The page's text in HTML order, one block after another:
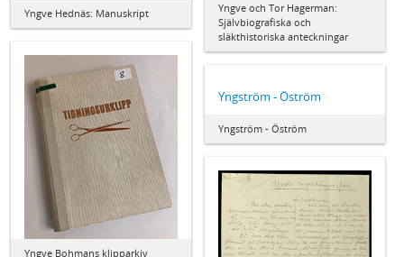
Yngve och Tor Hagerman:
Självbiografiska och
släkthistoriska anteckningar
Yngve Hednäs: Manuskript
Yngve Bohmans klipparkiv
Yngström - Öström
Yngström - Öström